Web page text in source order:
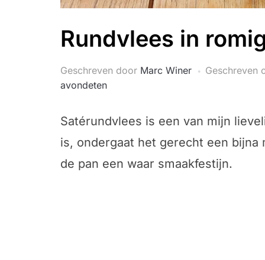
Rundvlees in
Geschreven door Marc Winer Geschreven
avondeten
Satérundvlees is een van mijn
is, ondergaat het gerecht een
de pan een waar smaakfestijn.